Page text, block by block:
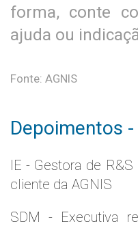
forma, conte
ajuda ou
Fonte: AGNIS
Depoimentos
IE - Gestora de
cliente da AGNIS
SDM - Executiva